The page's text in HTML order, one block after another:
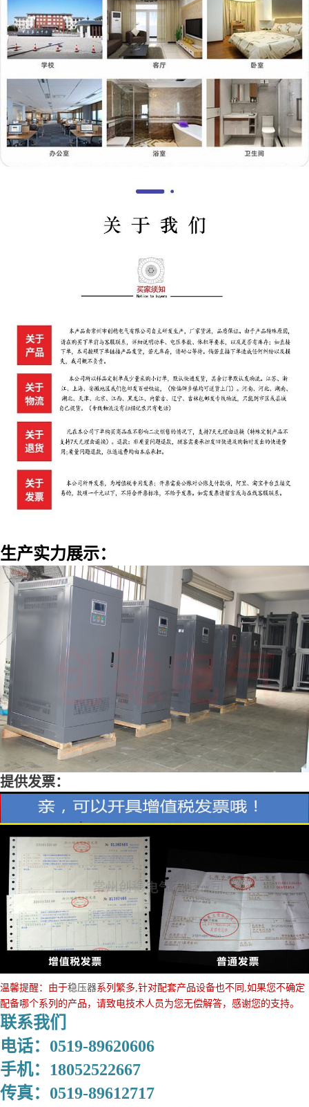
生产实力展示：
提供发票：
温馨提醒：由于稳压器系列繁多,针对配套产品设备也不同,如果您不确定
配备哪个系列的产品，请致电技术人员为您无偿解答，感谢您的支持。
联系我们
电话：0519-89620606
手机：18052522667
传真：0519-89612717